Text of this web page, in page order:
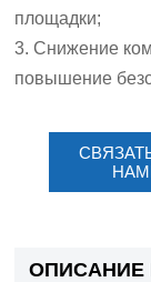
площадки;
3. Снижение
повышение
ОПИСАНИЕ